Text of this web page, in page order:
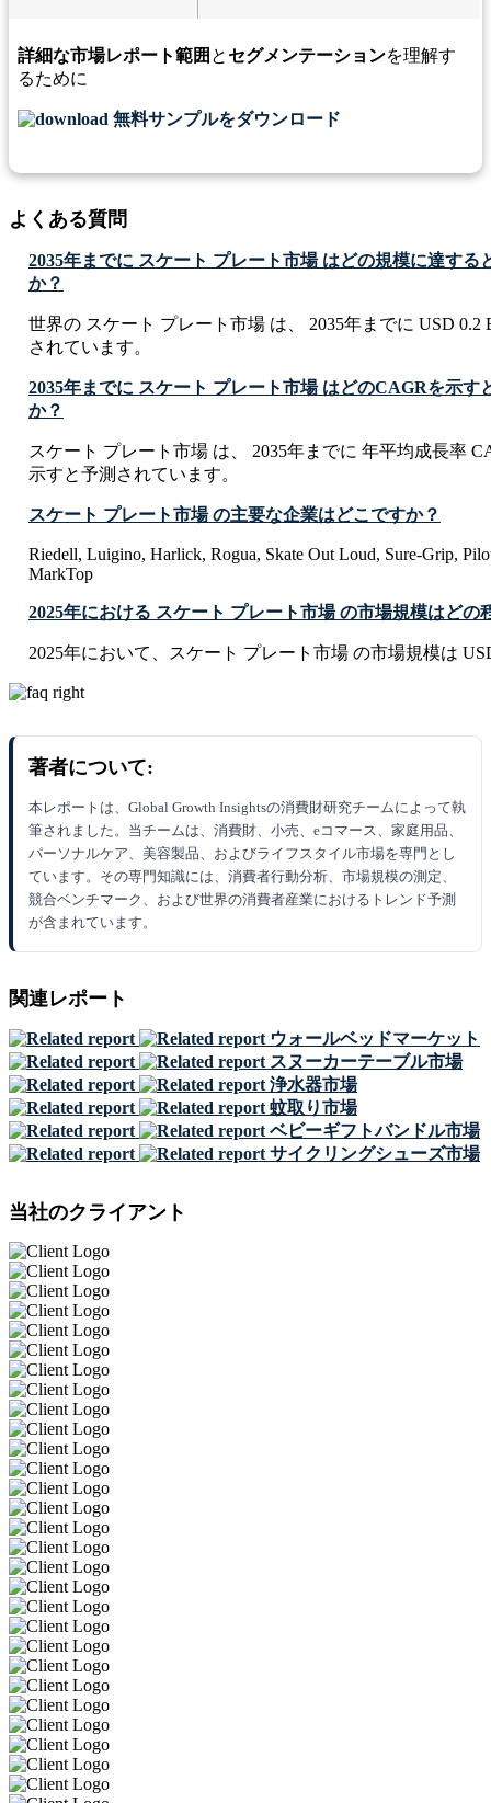
詳細な市場レポート範囲 と セグメンテーションを理解す
るために
無料サンプルをダウンロード
よくある質問
2035年までに スケート プレート市場 はどの規模に達する
か？
世界の スケート プレート市場 は、 2035年までに USD 0.2
されています。
2035年までに スケート プレート市場 はどのCAGRを示す
か？
スケート プレート市場 は、 2035年までに 年平均成長率
示すと予測されています。
スケート プレート市場 の主要な企業はどこですか？
Riedell, Luigino, Harlick, Rogua, Skate Out Loud, Sure-Grip,
MarkTop
2025年における スケート プレート市場 の市場規模はどの
2025年において、スケート プレート市場 の市場規模は
著者について:
本レポートは、Global Growth Insightsの消費財研究チームによって執
筆されました。当チームは、消費財、小売、eコマース、家庭用品、
パーソナルケア、美容製品、およびライフスタイル市場を専門とし
ています。その専門知識には、消費者行動分析、市場規模の測定、
競合ベンチマーク、および世界の消費者産業におけるトレンド予測
が含まれています。
関連レポート
ウォールベッドマーケット
スヌーカーテーブル市場
浄水器市場
蚊取り市場
ベビーギフトバンドル市場
サイクリングシューズ市場
当社のクライアント